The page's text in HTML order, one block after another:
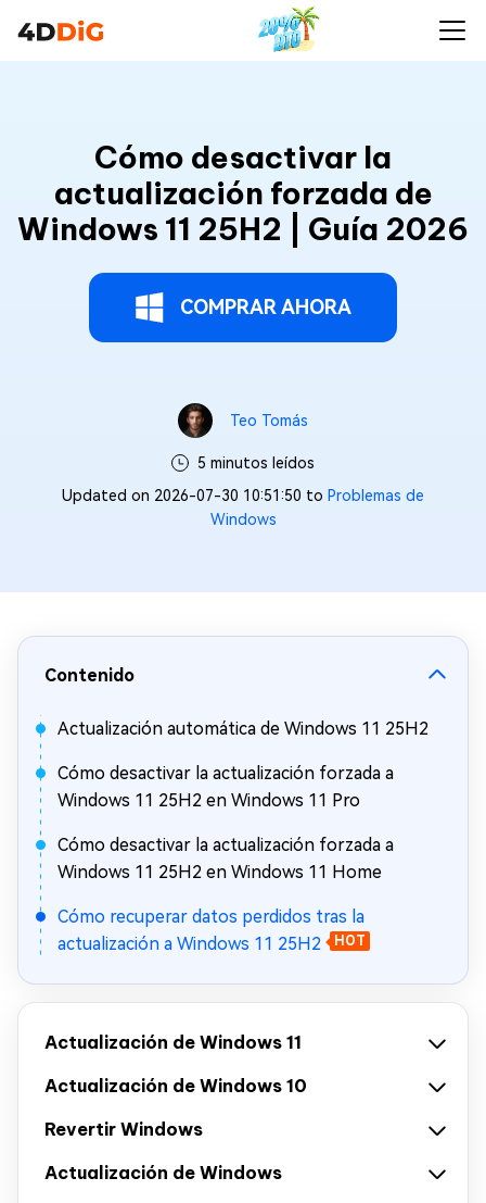
Cómo desactivar la
actualización forzada de
Windows 11 25H2 | Guía 2026
COMPRAR AHORA
Teo Tomás
5 minutos leídos
Updated on 2026-07-30 10:51:50 to Problemas de
Windows
Contenido
Actualización automática de Windows 11 25H2
Cómo desactivar la actualización forzada a
Windows 11 25H2 en Windows 11 Pro
Cómo desactivar la actualización forzada a
Windows 11 25H2 en Windows 11 Home
Cómo recuperar datos perdidos tras la
actualización a Windows 11 25H2
HOT
Actualización de Windows 11
Actualización de Windows 10
Revertir Windows
Actualización de Windows